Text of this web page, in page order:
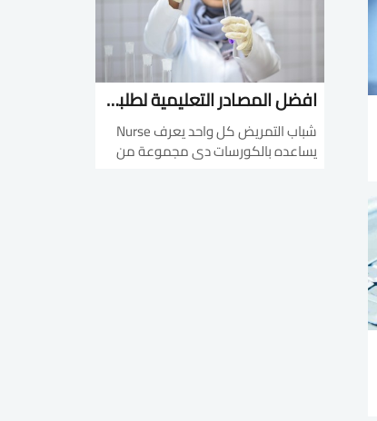
افضل المصادر التعليمية لطلبة تمريض
شباب التمريض كل واحد يعرف Nurse
يساعده بالكورسات دى مجموعة من